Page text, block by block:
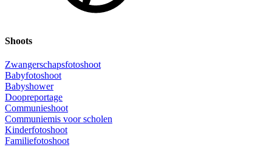
Shoots
Zwangerschapsfotoshoot
Babyfotoshoot
Babyshower
Doopreportage
Communieshoot
Communiemis voor scholen
Kinderfotoshoot
Familiefotoshoot